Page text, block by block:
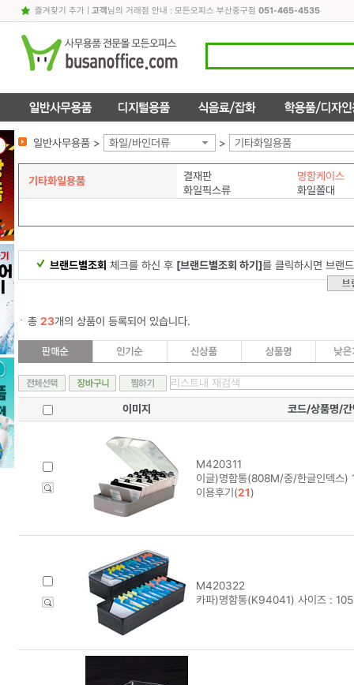
즐겨찾기 추가| 고객님의 거래점 안내 : 모든오피스 부산중구점 051-465-4535
일반사무용품 > 화일/바인더류 > 기타화일용품
기타화일용품 결재판
명함케이스
화일픽스류
화일쫄대
브랜드별조회 체크를 하신 후 [브랜드별조회 하기]를 클릭하시면 브랜
총 23개의 상품이 등록되어 있습니다.
이미지 코드/상품명/간
M420311
이글)명함통(808M/중/한글인덱스
이용후기(21)
M420322
카파)명함통(K94041) 사이즈 :